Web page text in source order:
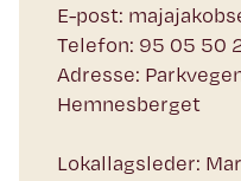
E-post:
Telefon: 95 05 50
Adresse:
Hemnesberget
Lokallagsleder: